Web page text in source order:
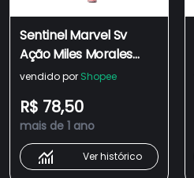
Sentinel Marvel Sv
Ação Miles Morales
Figura Homem-Aranha
Peter Figurine Anime
Toys
vendido por Shopee
R$ 78,50
mais de 1 ano
Ver histórico